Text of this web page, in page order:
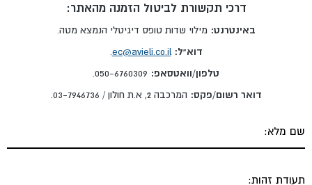
דרכי תקשורת לביטול הזמנה מהאתר:
באינטרנט: מילוי שדות טופס דיגיטלי הנמצא מטה.
דוא"ל: ec@avieli.co.il
טלפון/וואטסאפ:
דואר רשום/פקס: המרכבה 2, א.ת חולון / 03-7946736.